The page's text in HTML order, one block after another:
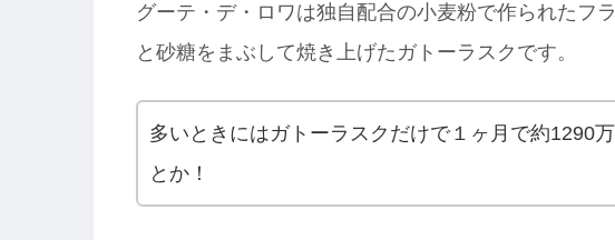
グーテ・デ・ロワは独自配合の小麦粉で作られたフ
と砂糖をまぶして焼き上げたガトーラスクです。
多いときにはガトーラスクだけで１ヶ月で約1290
とか！